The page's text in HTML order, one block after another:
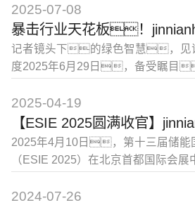
永欣先生发表重要讲话——关于过
来，更关于我们每一个人的
2025-07-08
记者镜头下的绿色智慧，见
度2025年6月29日，备受瞩目
次展会以“创新驱动 清洁世界”为主
能源领域的顶尖企业和专业人
低压配电领域的领军企业，
携最新技术成果精彩亮相，并在
2025-04-19
2025年4月10日，第十三届储能
（ESIE 2025）在北京首都国际会
相。本届储能国际展览会以“数
2024-07-26